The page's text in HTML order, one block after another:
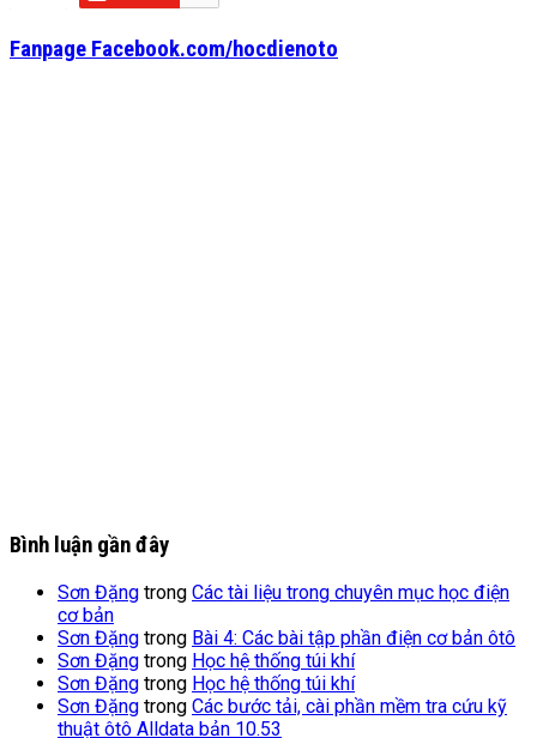
Fanpage Facebook.com/hocdienoto
Bình luận gần đây
Sơn Đặng trong Các tài liệu trong chuyên mục học điện
cơ bản
Sơn Đặng trong Bài 4: Các bài tập phần điện cơ bản ôtô
Sơn Đặng trong Học hệ thống túi khí
Sơn Đặng trong Học hệ thống túi khí
Sơn Đặng trong Các bước tải, cài phần mềm tra cứu kỹ
thuật ôtô Alldata bản 10.53